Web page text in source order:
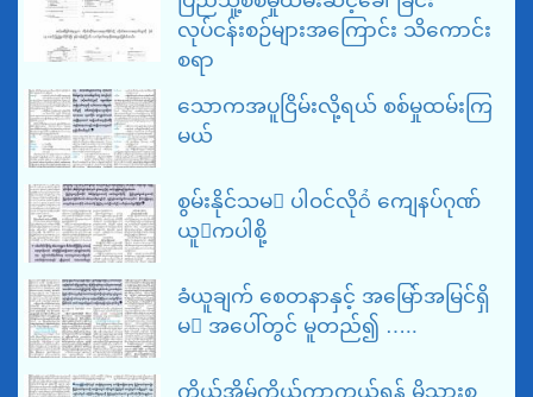
လုပ်ငန်းစဉ်များအကြောင်း သိကောင်း
စရာ
သောကအပူငြိမ်းလို့ရယ် စစ်မှုထမ်းကြ
မယ်
စွမ်းနိုင်သမ ပါဝင်လို ကျေနပ်ဂုဏ်
ယူကပါစို့
ခံယူချက် စေတနာနှင့် အမြော်အမြင်ရှိ
မ အပေါ်တွင် မူတည်၍ …..
ကိုယ့်အိမ်ကိုယ်ကာကွယ်ရန် မိသားစု